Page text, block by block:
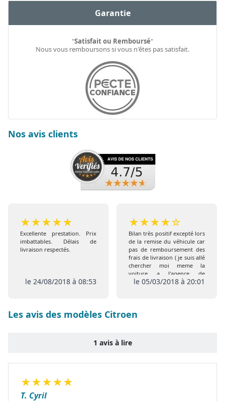
Garantie
"Satisfait ou Remboursé"
Nous vous remboursons si vous n'êtes pas satisfait.
Nos avis clients
★★★★★
Excellente prestation. Prix
imbattables. Délais de
livraison respectés.
le 24/08/2018 à 08:53
★★★★☆
Bilan très positif excepté lors
de la remise du véhicule car
pas de remboursement des
frais de livraison ( je suis allé
chercher moi meme la
voiture a l'agence de
Coigneres) comme prévu
le 05/03/2018 à 20:01
Les avis des modèles Citroen
1 avis à lire
★★★★★
T. Cyril